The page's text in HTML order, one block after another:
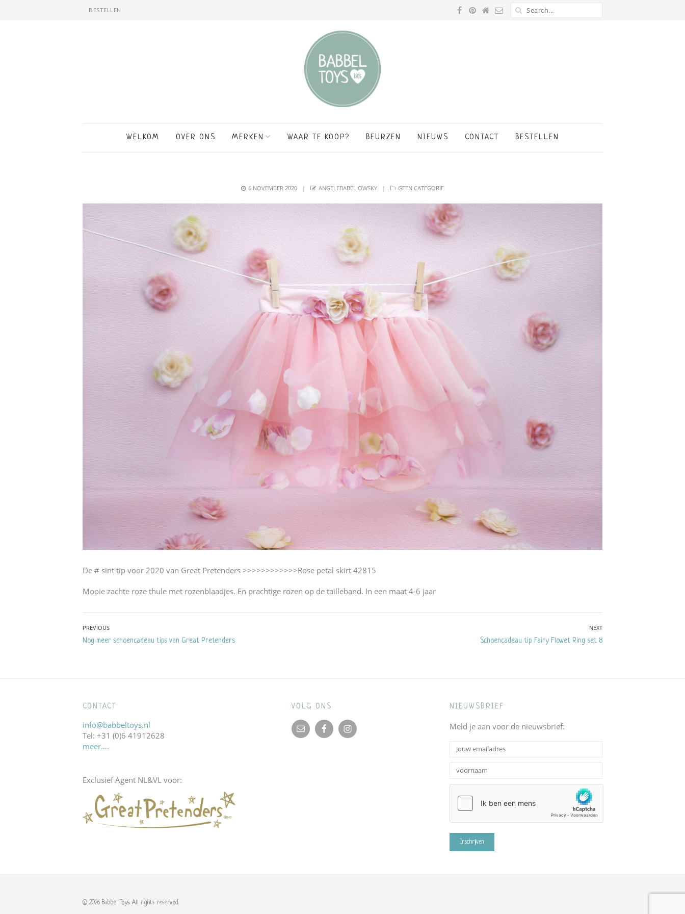
BESTELLEN
WELKOM OVER ONS MERKEN WAAR TE KOOP? BEURZEN NIEUWS CONTACT BESTELLEN
POSTED
6 NOVEMBER 2020 AUTHOR
ANGELEBABELIOWSKY CATEGORIES
GEEN CATEGORIE
De # sint tip voor 2020 van Great Pretenders >>>>>>>>>>>>Rose petal skirt 42815
Mooie zachte roze thule met rozenblaadjes. En prachtige rozen op de tailleband. In een maat 4-6 jaar
Bericht
navigatie
PREVIOUS
Previous
Nog meer schoencadeau tips van Great Pretenders
NEXT
Next
Schoencadeau tip Fairy Flowet Ring set 8
CONTACT
info@babbeltoys.nl
Tel: +31 (0)6 41912628
meer….
Exclusief Agent NL&VL voor:
VOLG ONS NIEUWSBRIEF
Meld je aan voor de nieuwsbrief:
© 2026 Babbel Toys. All rights reserved.